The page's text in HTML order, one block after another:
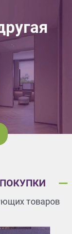
товаров